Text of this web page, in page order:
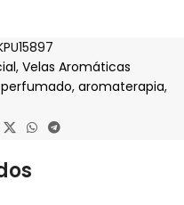
, Velas Aromáticas
, aromaterapia,